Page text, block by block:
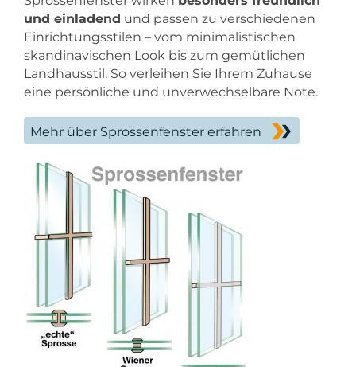
und einladend und passen zu verschiedenen
Einrichtungsstilen – vom minimalistischen
skandinavischen Look bis zum gemütlichen
Landhausstil. So verleihen Sie Ihrem Zuhause
eine persönliche und unverwechselbare Note.
Mehr über Sprossenfenster erfahren